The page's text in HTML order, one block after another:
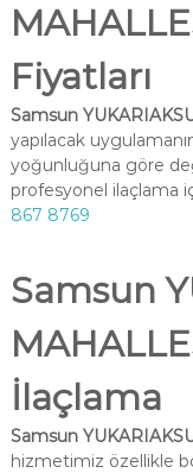
Fiyatları
Samsun
yapılacak
yoğunluğuna göre
profesyonel ilaçlama
867 8769
Samsun
İlaçlama
Samsun
hizmetimiz özellikle